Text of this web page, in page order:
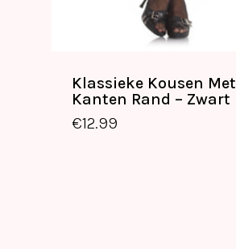
Klassieke Kousen Met
Kanten Rand – Zwart
€12.99